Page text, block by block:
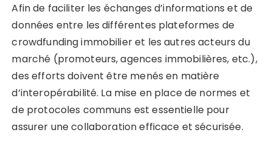
Afin de faciliter les échanges d’informations et de
données entre les différentes plateformes de
crowdfunding immobilier et les autres acteurs du
marché (promoteurs, agences immobilières, etc.),
des efforts doivent être menés en matière
d’interopérabilité. La mise en place de normes et
de protocoles communs est essentielle pour
assurer une collaboration efficace et sécurisée.